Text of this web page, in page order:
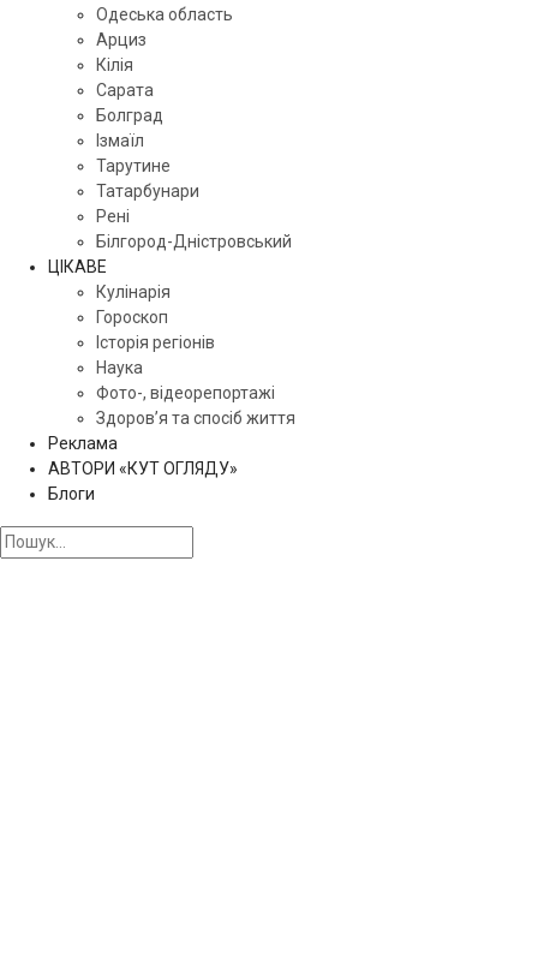
Одеська область
Арциз
Кілія
Сарата
Болград
Ізмаїл
Тарутине
Татарбунари
Рені
Білгород-Дністровський
ЦІКАВЕ
Кулінарія
Гороскоп
Історія регіонів
Наука
Фото-, відеорепортажі
Здоров’я та спосіб життя
Реклама
АВТОРИ «КУТ ОГЛЯДУ»
Блоги